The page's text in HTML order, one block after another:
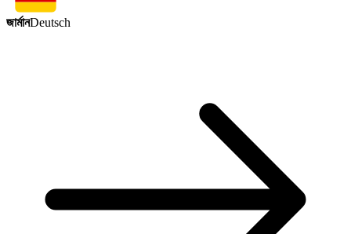
জার্মানDeutsch